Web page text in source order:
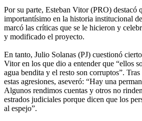
Por su parte, Esteban Vitor (PRO) destacó
importantísimo en la historia institucional
marcó las críticas que se le hicieron y
y modificado el proyecto.
En tanto, Julio Solanas (PJ) cuestionó
Vitor en los que dio a entender que “ellos
agua bendita y el resto son corruptos”.
estas agresiones, aseveró: “Hay una
Algunos rendimos cuentas y otros no
estrados judiciales porque dicen que los
al espejo”.